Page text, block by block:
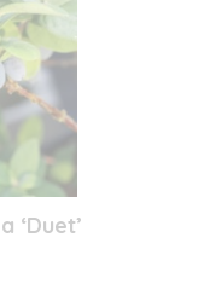
‘Duet’